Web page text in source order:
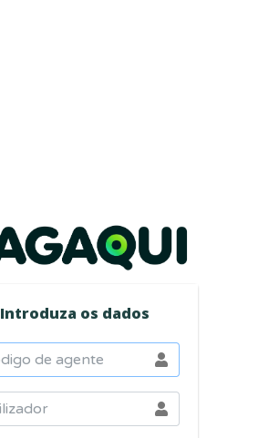
Introduza os dados